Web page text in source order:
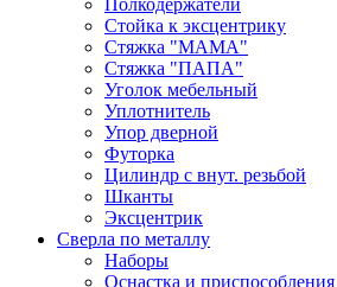
Полкодержатели
Стойка к эксцентрику
Стяжка "МАМА"
Стяжка "ПАПА"
Уголок мебельный
Уплотнитель
Упор дверной
Футорка
Цилиндр с внут. резьбой
Шканты
Эксцентрик
Сверла по металлу
Наборы
Оснастка и приспособления